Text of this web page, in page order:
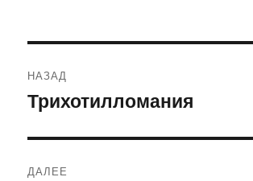
по
НАЗАД
Предыдущая
Трихотилломания
ДАЛЕЕ